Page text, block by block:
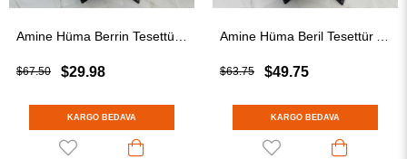
$29.98
$67.50
KARGO BEDAVA
$49.75
$63.75
KARGO BEDAVA